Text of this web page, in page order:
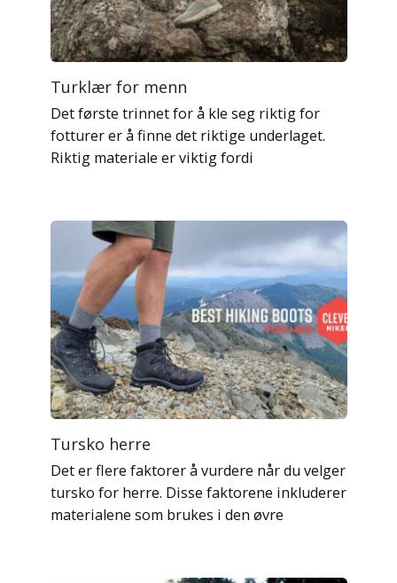
Turklær for menn
Det første trinnet for å kle seg riktig for
fotturer er å finne det riktige underlaget.
Riktig materiale er viktig fordi
Tursko herre
Det er flere faktorer å vurdere når du velger
tursko for herre. Disse faktorene inkluderer
materialene som brukes i den øvre